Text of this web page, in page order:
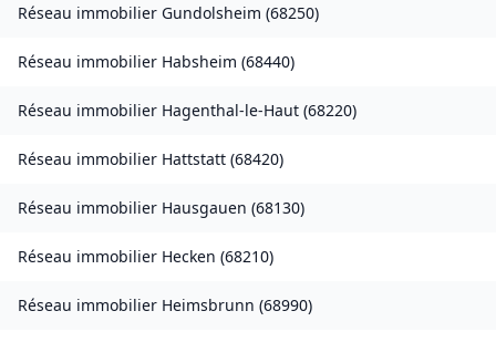
Réseau immobilier Gundolsheim (68250)
Réseau immobilier Habsheim (68440)
Réseau immobilier Hagenthal-le-Haut (68220)
Réseau immobilier Hattstatt (68420)
Réseau immobilier Hausgauen (68130)
Réseau immobilier Hecken (68210)
Réseau immobilier Heimsbrunn (68990)